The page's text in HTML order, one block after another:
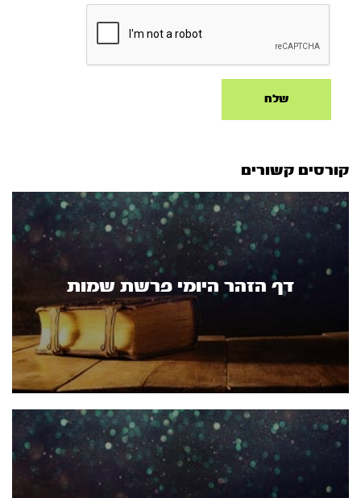
קורסים קשורים
דף הזהר היומי פרשת שמות